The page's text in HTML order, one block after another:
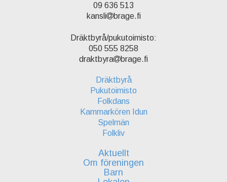
09 636 513
kansli
brage.fi
Dräktbyrå/pukutoimisto:
050 555 8258
draktbyra
brage.fi
Dräktbyrå
Pukutoimisto
Folkdans
Kammarkören Idun
Spelmän
Folkliv
Aktuellt
Om föreningen
Barn